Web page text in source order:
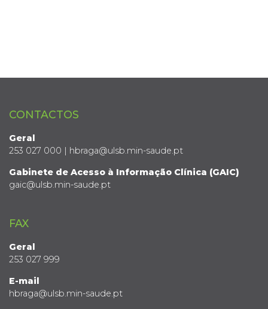
CONTACTOS
Geral
253 027 000 | hbraga@ulsb.min-saude.pt
Gabinete de Acesso à Informação Clínica (GAIC)
gaic@ulsb.min-saude.pt
FAX
Geral
253 027 999
E-mail
hbraga@ulsb.min-saude.pt